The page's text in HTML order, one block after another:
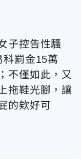
子控告性騷
科罰金15萬
不僅如此，又
拖鞋光腳，讓
的欸好可